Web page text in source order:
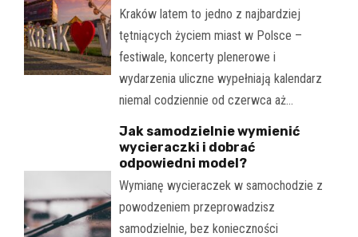
Kraków latem to jedno z najbardziej
tętniących życiem miast w Polsce –
festiwale, koncerty plenerowe i
wydarzenia uliczne wypełniają kalendarz
niemal codziennie od czerwca aż…
Jak samodzielnie wymienić
wycieraczki i dobrać
odpowiedni model?
Wymianę wycieraczek w samochodzie z
powodzeniem przeprowadzisz
samodzielnie, bez konieczności